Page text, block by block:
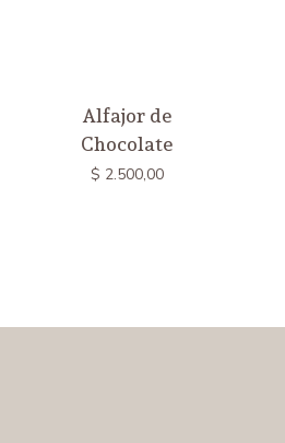
Alfajor de
Chocolate
$ 2.500,00